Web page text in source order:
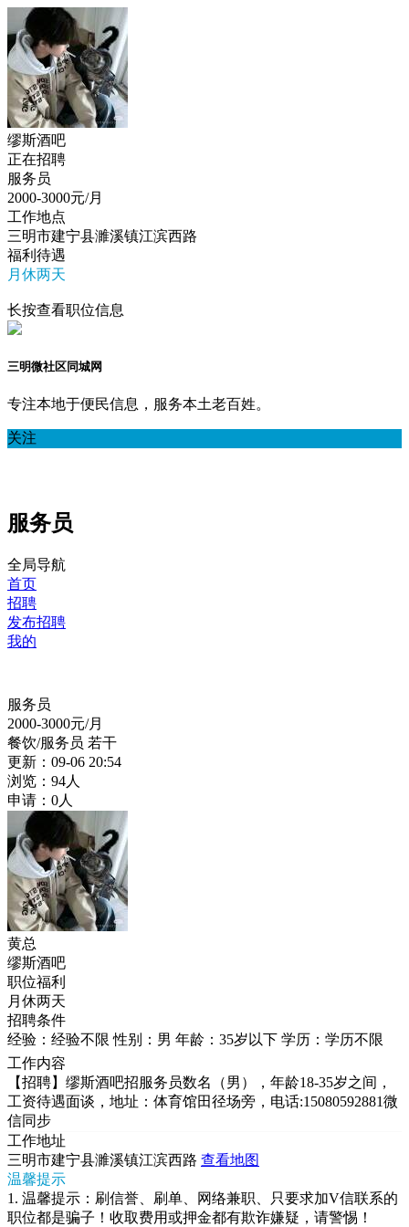
缪斯酒吧
正在招聘
服务员
2000-3000元/月
工作地点
三明市建宁县濉溪镇江滨西路
福利待遇
月休两天
长按查看职位信息
三明微社区同城网
专注本地于便民信息，服务本土老百姓。
关注
服务员
全局导航
首页
招聘
发布招聘
我的
服务员
2000-3000元/月
餐饮/服务员 若干
更新：09-06 20:54
浏览：94人
申请：0人
黄总
缪斯酒吧
职位福利
月休两天
招聘条件
经验：经验不限 性别：男 年龄：35岁以下 学历：学历不限
工作内容
【招聘】缪斯酒吧招服务员数名（男），年龄18-35岁之间，
工资待遇面谈，地址：体育馆田径场旁，电话:15080592881微
信同步
工作地址
三明市建宁县濉溪镇江滨西路 查看地图
温馨提示
1. 温馨提示：刷信誉、刷单、网络兼职、只要求加V信联系的
职位都是骗子！收取费用或押金都有欺诈嫌疑，请警惕！